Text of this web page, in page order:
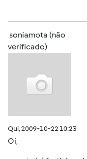
soniamota (não
verificado)
Qui, 2009-10-22 10:23
Oi,